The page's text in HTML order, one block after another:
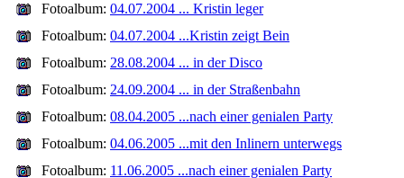
Fotoalbum: 04.07.2004 ... Kristin leger
Fotoalbum: 04.07.2004 ...Kristin zeigt Bein
Fotoalbum: 28.08.2004 ... in der Disco
Fotoalbum: 24.09.2004 ... in der Straßenbahn
Fotoalbum: 08.04.2005 ...nach einer genialen Party
Fotoalbum: 04.06.2005 ...mit den Inlinern unterwegs
Fotoalbum: 11.06.2005 ...nach einer genialen Party